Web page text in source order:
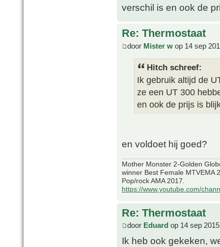
verschil is en ook de
Re: Thermostaat
door Mister w op 14 sep
Hitch schreef:
Ik gebruik altijd de
ze een UT 300
en ook de prijs is
en voldoet hij goed?
Mother Monster 2-Golden
winner Best Female MTVEMA
Pop/rock AMA 2017.
https://www.youtube.com/
Re: Thermostaat
door Eduard op 14 sep
Ik heb ook gekeken,